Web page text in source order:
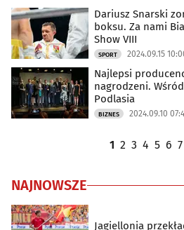
Dariusz Snarski
boksu. Za nami
Show VIII
SPORT 2024.09.15
Najlepsi
nagrodzeni.
Podlasia
BIZNES 2024.09.10
1 2 3 4 5 6 7
NAJNOWSZE
Jagiellonia